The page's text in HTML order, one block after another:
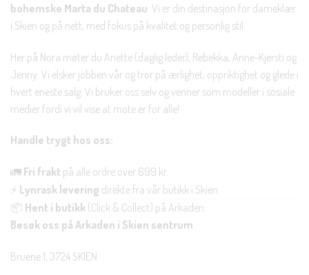
bohemske Marta du Chateau . Vi er din destinasjon for dameklær
i Skien og på nett, med fokus på kvalitet og personlig stil.
Her på Nora møter du Anette (daglig leder), Rebekka, Anne-Kjersti og
Jenny. Vi elsker jobben vår og tror på ærlighet, oppriktighet og glede i
hvert eneste salg. Vi bruker oss selv og venner som modeller i sosiale
medier fordi vi vil vise at mote er for alle!
Handle trygt hos oss:
🚛 Fri frakt på alle ordre over 699 kr.
⚡ Lynrask levering direkte fra vår butikk i Skien.
📦 Hent i butikk (Click & Collect) på Arkaden.
Besøk oss på Arkaden i Skien sentrum
Bruene 1, 3724 SKIEN